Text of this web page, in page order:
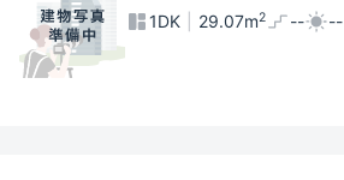
1DK 29.07m2 -- --